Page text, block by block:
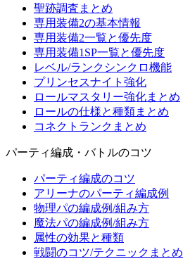
聖跡調査まとめ
専用装備2の基本情報
専用装備2一覧と優先度
専用装備1SP一覧と優先度
レベル/ランクシンクロ機能
プリンセスナイト強化
ロールマスタリー強化まとめ
ロールの仕様と種類まとめ
コネクトランクまとめ
パーティ編成・バトルのコツ
パーティ編成のコツ
アリーナのパーティ編成例
物理パの編成例/組み方
魔法パの編成例/組み方
属性の効果と種類
戦闘のコツ/テクニックまとめ